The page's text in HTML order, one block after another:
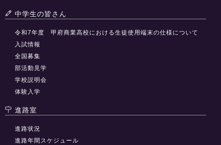
中学生の皆さん
令和7年度 甲府商業高校における生徒使用端末の仕様について
入試情報
全国募集
部活動見学
学校説明会
体験入学
進路室
進路状況
進路年間スケジュール